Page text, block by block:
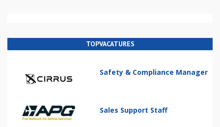
TOPVACATURES
Safety & Compliance Manager
Sales Support Staff